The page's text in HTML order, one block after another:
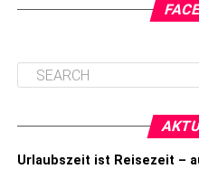
Urlaubszeit ist Reisezeit –